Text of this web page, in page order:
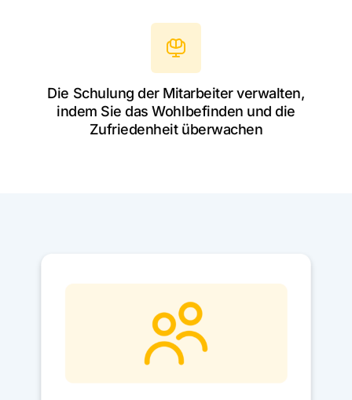
Die Schulung der Mitarbeiter verwalten,
indem Sie das Wohlbefinden und die
Zufriedenheit überwachen